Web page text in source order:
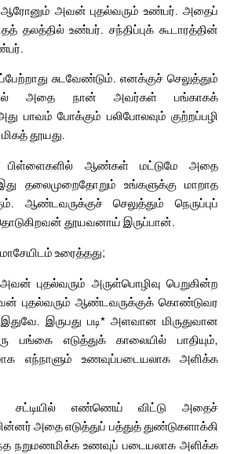
அவன் புதல்வரும் உண்பர். அதைப்
தலத்தில் உண்பர். சந்திப்புக் கூடாரத்தின்
சுடவேண்டும். எனக்குச் செலுத்தும்
அதை நான் அவர்கள் பங்காகக்
பாவம் போக்கும் பலிபோலவும் குற்றப்பழி
தூயது.
ஆண்கள் மட்டுமே அதை
தலைமுறைதோறும் உங்களுக்கு மாறாத
ஆண்டவருக்குச் செலுத்தும் நெருப்புப்
தூயவனாய் இருப்பான்.
உரைத்தது;
புதல்வரும் அருள்பொழிவு பெறுகின்ற
புதல்வரும் ஆண்டவருக்குக் கொண்டுவர
இருபது படி* அளவான மிருதுவான
பங்கை எடுத்துக் காலையில் பாதியும்,
எந்நாளும் உணவுப்படையலாக அளிக்க
சட்டியில் எண்ணெய் விட்டு அதைச்
அதை எடுத்துப் பத்துத் துண்டுகளாக்கி
நறுமணமிக்க உணவுப் படையலாக அளிக்க